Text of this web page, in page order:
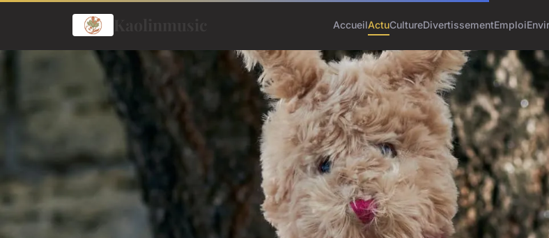
AccueilActuCultureDivertissementEmploi